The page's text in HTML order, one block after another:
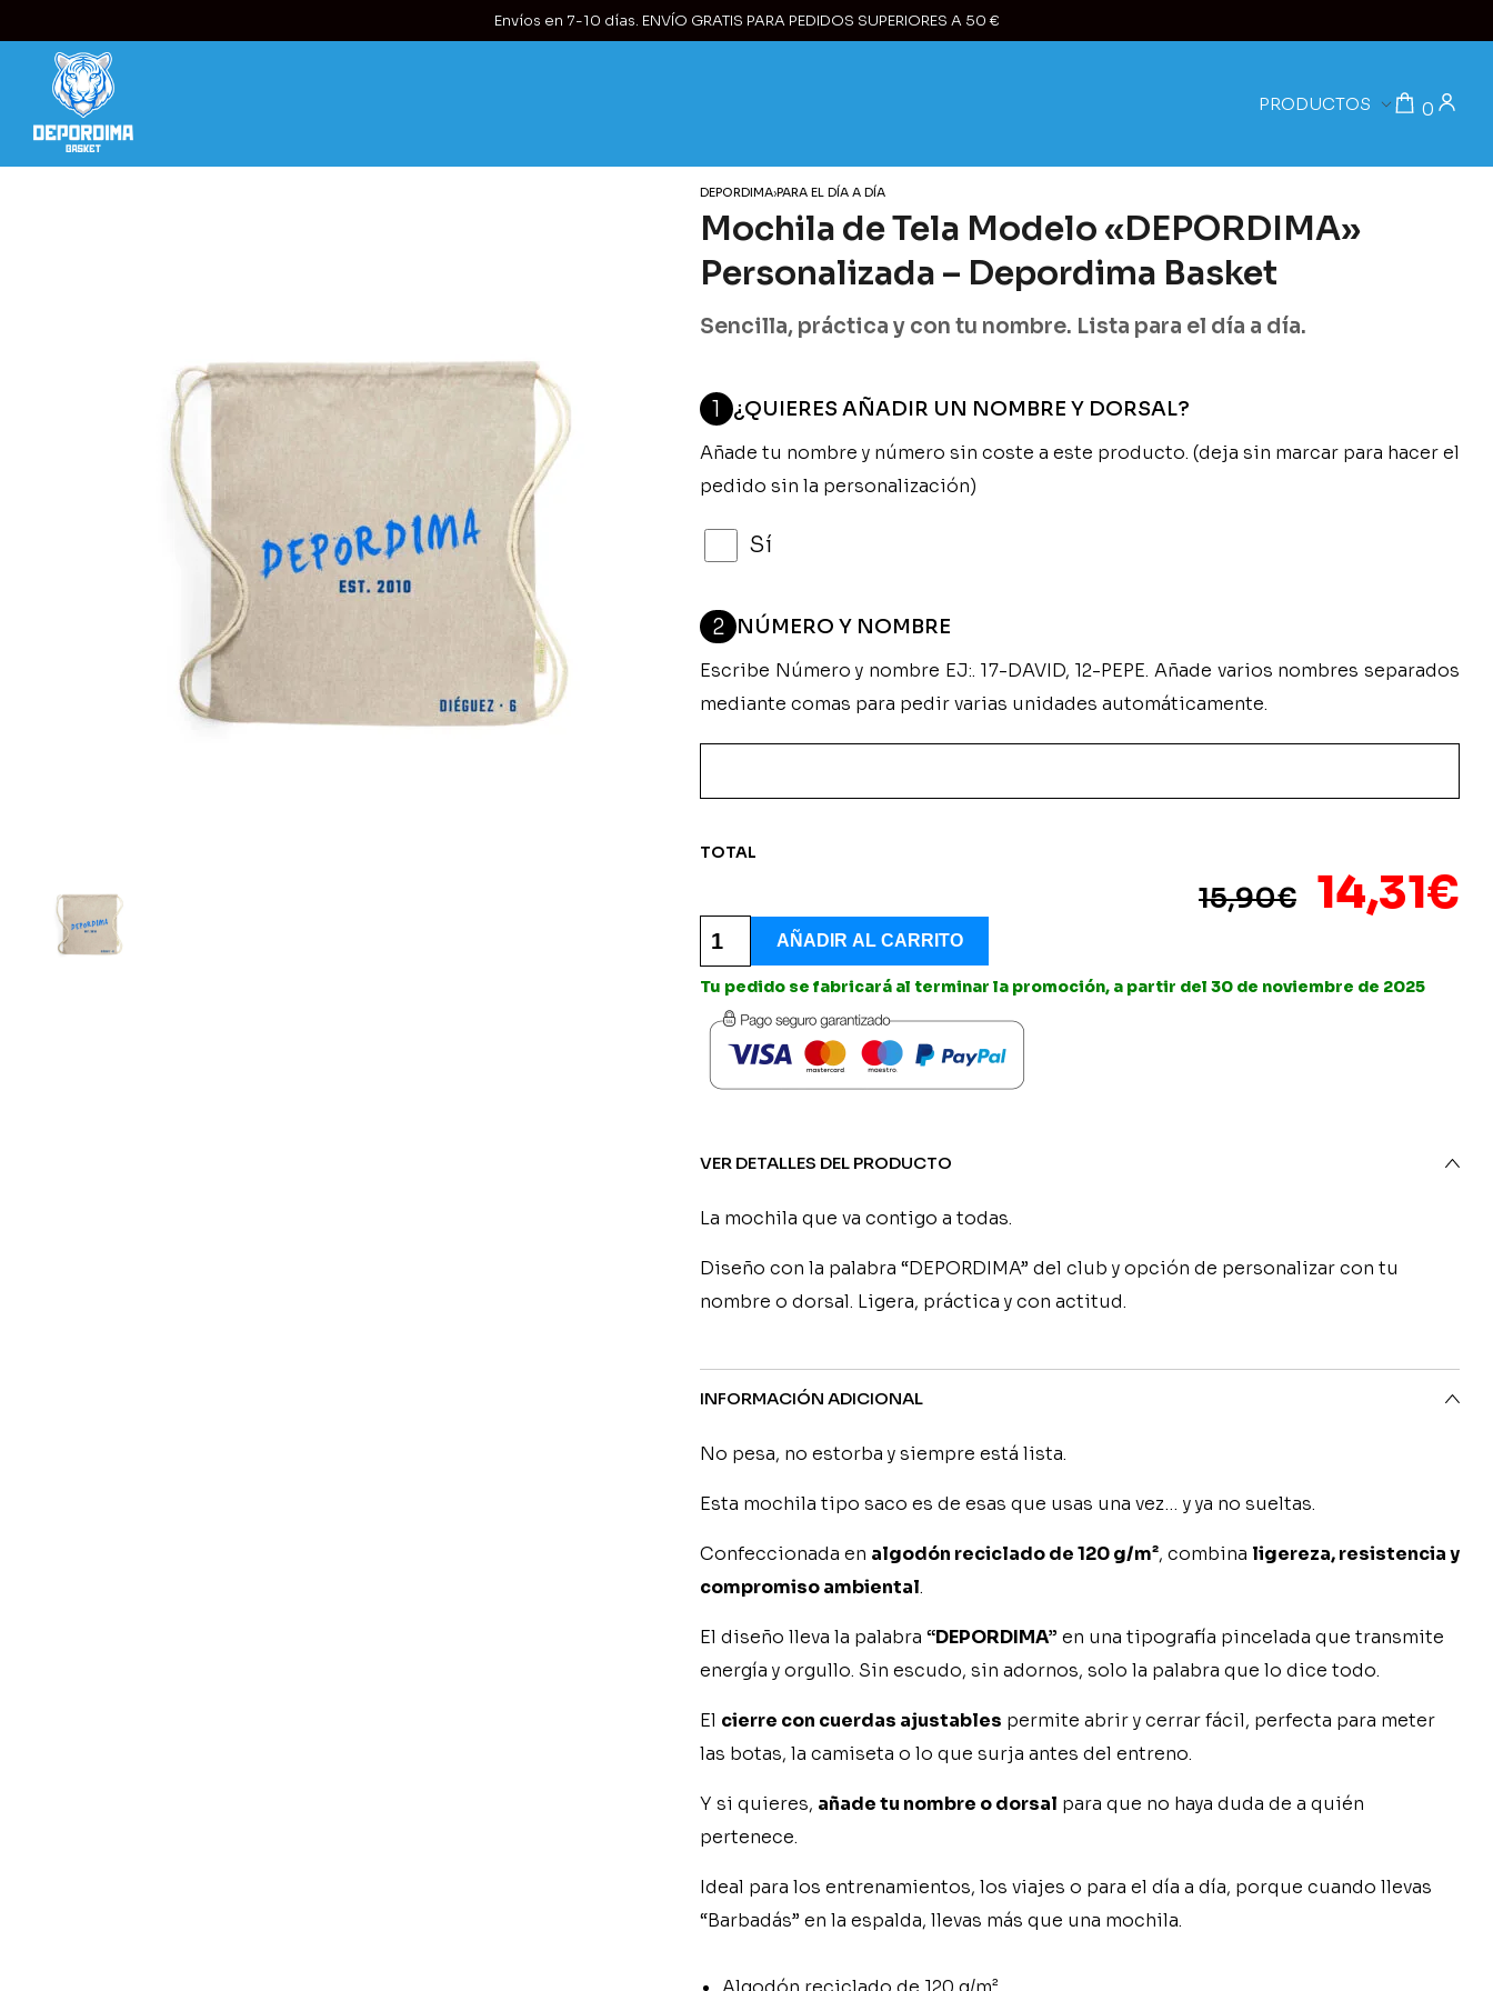
Envíos en 7-10 días. ENVÍO GRATIS PARA PEDIDOS SUPERIORES A 50 €
PRODUCTOS 0
DEPORDIMA›PARA EL DÍA A DÍA
Mochila de Tela Modelo «DEPORDIMA»
Personalizada – Depordima Basket
Sencilla, práctica y con tu nombre. Lista para el día a día.
1 ¿QUIERES AÑADIR UN NOMBRE Y DORSAL?
Añade tu nombre y número sin coste a este producto. (deja sin marcar para hacer el
pedido sin la personalización)
Sí
2 NÚMERO Y NOMBRE
Escribe Número y nombre EJ:. 17-DAVID, 12-PEPE. Añade varios nombres separados
mediante comas para pedir varias unidades automáticamente.
TOTAL
15,90€ El
14,31€
Mochila
de
Modelo
"DEPORDIMA"
Personalizada
Depordima
Basket
cantidad
AÑADIR AL CARRITO
Tu pedido se fabricará al terminar la promoción, a partir del 30 de noviembre de 2025
VER DETALLES DEL PRODUCTO
La mochila que va contigo a todas.
Diseño con la palabra “DEPORDIMA” del club y opción de personalizar con tu
nombre o dorsal. Ligera, práctica y con actitud.
INFORMACIÓN ADICIONAL
No pesa, no estorba y siempre está lista.
Esta mochila tipo saco es de esas que usas una vez… y ya no sueltas.
Confeccionada en algodón reciclado de 120 g/m², combina ligereza, resistencia y
compromiso ambiental.
El diseño lleva la palabra “DEPORDIMA” en una tipografía pincelada que transmite
energía y orgullo. Sin escudo, sin adornos, solo la palabra que lo dice todo.
El cierre con cuerdas ajustables permite abrir y cerrar fácil, perfecta para meter
las botas, la camiseta o lo que surja antes del entreno.
Y si quieres, añade tu nombre o dorsal para que no haya duda de a quién
pertenece.
Ideal para los entrenamientos, los viajes o para el día a día, porque cuando llevas
“Barbadás” en la espalda, llevas más que una mochila.